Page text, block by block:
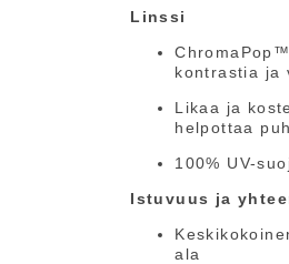
Linssi
kontrastia ja
Likaa ja
helpottaa
100% UV-
Istuvuus ja
ala